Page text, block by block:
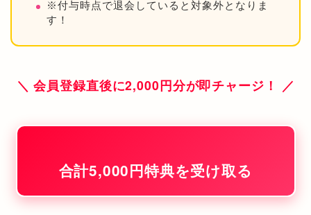
※付与時点で退会していると対象外となりま
す！
＼ 会員登録直後に2,000円分が即チャージ！ ／
合計5,000円特典を受け取る